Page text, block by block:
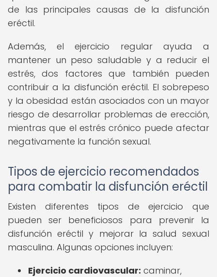
de las principales causas de la disfunción
eréctil.
Además, el ejercicio regular ayuda a
mantener un peso saludable y a reducir el
estrés, dos factores que también pueden
contribuir a la disfunción eréctil. El sobrepeso
y la obesidad están asociados con un mayor
riesgo de desarrollar problemas de erección,
mientras que el estrés crónico puede afectar
negativamente la función sexual.
Tipos de ejercicio recomendados
para combatir la disfunción eréctil
Existen diferentes tipos de ejercicio que
pueden ser beneficiosos para prevenir la
disfunción eréctil y mejorar la salud sexual
masculina. Algunas opciones incluyen:
Ejercicio cardiovascular: caminar,